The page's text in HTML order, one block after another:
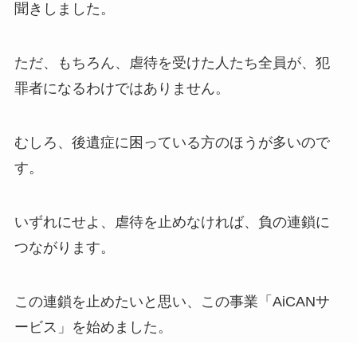
聞きしました。
ただ、もちろん、虐待を受けた人たち全員が、犯
罪者になるわけではありません。
むしろ、後遺症に困っている方のほうが多いので
す。
いずれにせよ、虐待を止めなければ、負の連鎖に
つながります。
この連鎖を止めたいと思い、この事業「AiCANサ
ービス」を始めました。